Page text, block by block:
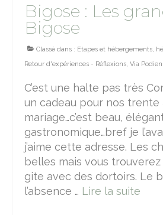
Bigose : Les
Bigose
Classé dans : Etapes et hébergements,
Retour d'expériences - Réflexions, Via
C’est une halte pas très
un cadeau pour nos trente
mariage…c’est beau,
gastronomique…bref je
j’aime cette adresse. Les
belles mais vous
gite avec des dortoirs. Le
l’absence … Lire la suite­­